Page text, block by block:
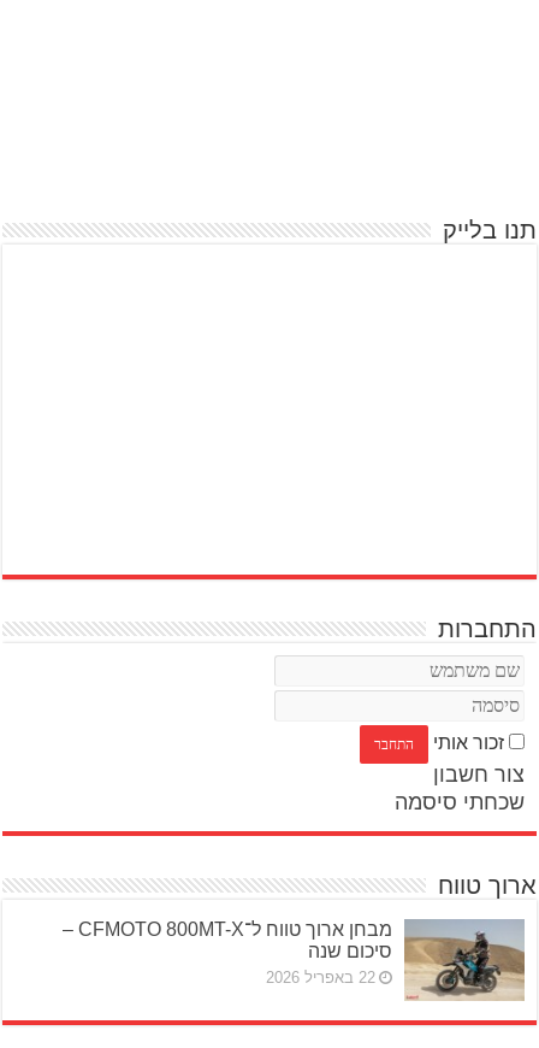
תנו בלייק
התחברות
זכור אותי
צור חשבון
שכחתי סיסמה
ארוך טווח
מבחן ארוך טווח ל־CFMOTO 800MT-X –
סיכום שנה
22 באפריל 2026